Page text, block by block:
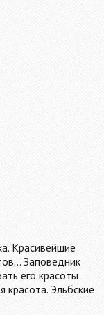
Красивейшие
Заповедник
его красоты
Эльбские